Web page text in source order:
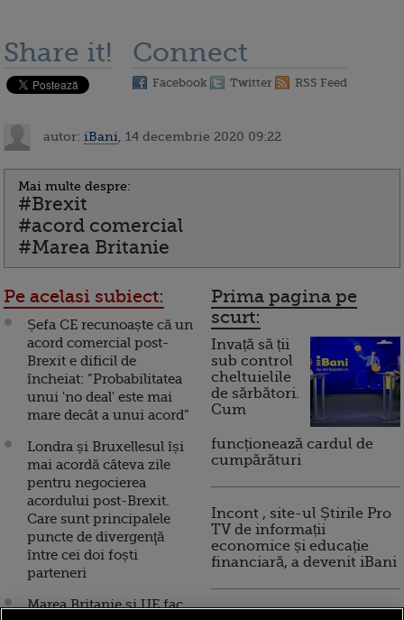
Share it! Connect
Facebook Twitter RSS Feed
autor: iBani , 14 decembrie 2020 09:22
Mai multe despre:
#Brexit
#acord comercial
#Marea Britanie
Pe acelasi subiect:
Șefa CE recunoaște că un
acord comercial post-
Brexit e dificil de
încheiat: ”Probabilitatea
unui 'no deal' este mai
mare decât a unui acord”
Londra și Bruxellesul își
mai acordă câteva zile
pentru negocierea
acordului post-Brexit.
Care sunt principalele
puncte de divergenţă
între cei doi foști
parteneri
Marea Britanie şi UE fac,
Prima pagina pe
scurt:
Invață să ții
sub control
cheltuielile
de sărbători.
Cum
funcționează cardul de
cumpărături
Incont , site-ul Știrile Pro
TV de informații
economice și educație
financiară, a devenit iBani